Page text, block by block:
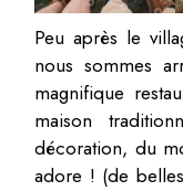
Peu après le
nous sommes
magnifique
maison
décoration, du
adore ! (de